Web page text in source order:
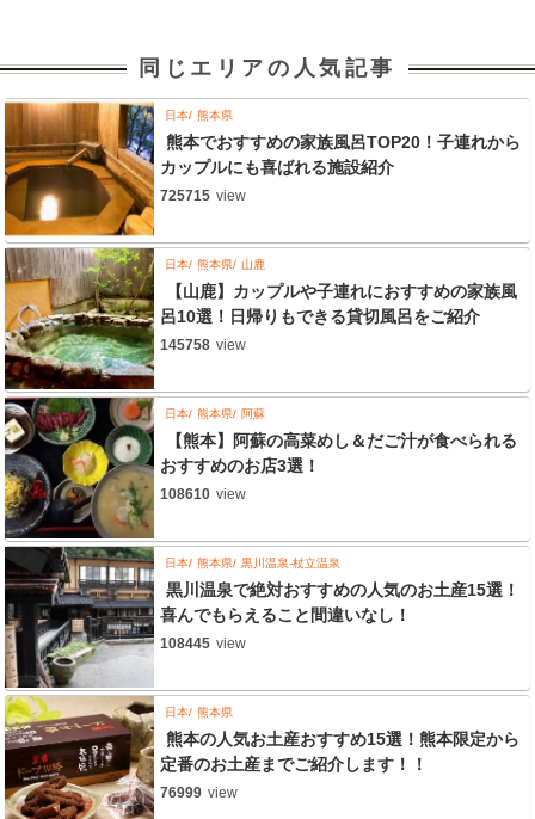
同じエリアの人気記事
日本 熊本県
熊本でおすすめの家族風呂TOP20！子連れから
カップルにも喜ばれる施設紹介
725715 view
日本 熊本県 山鹿
【山鹿】カップルや子連れにおすすめの家族風
呂10選！日帰りもできる貸切風呂をご紹介
145758 view
日本 熊本県 阿蘇
【熊本】阿蘇の高菜めし＆だご汁が食べられる
おすすめのお店3選！
108610 view
日本 熊本県 黒川温泉-杖立温泉
黒川温泉で絶対おすすめの人気のお土産15選！
喜んでもらえること間違いなし！
108445 view
日本 熊本県
熊本の人気お土産おすすめ15選！熊本限定から
定番のお土産までご紹介します！！
76999 view